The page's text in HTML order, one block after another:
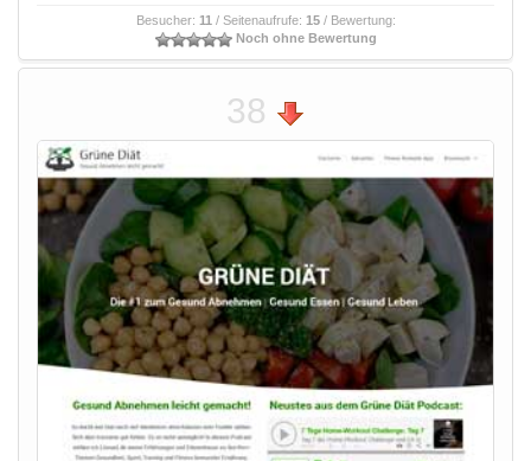
Besucher: 11 / Seitenaufrufe: 15/ Bewertung:
Noch ohne Bewertung
38